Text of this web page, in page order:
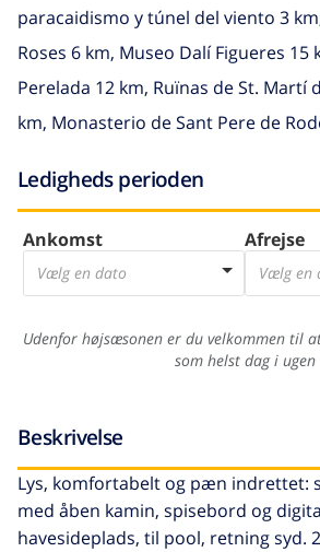
paracaidismo y túnel del viento 3
Roses 6 km, Museo Dalí Figueres 15
Perelada 12 km, Ruïnas de St. Martí
km, Monasterio de Sant Pere de
Ledigheds perioden
Ankomst
Vælg en dato
Afrejse
Vælg en
Udenfor højsæsonen er du velkommen til
som helst dag i ugen
Beskrivelse
Lys, komfortabelt og pæn indrettet:
med åben kamin, spisebord og
havesideplads, til pool, retning syd.